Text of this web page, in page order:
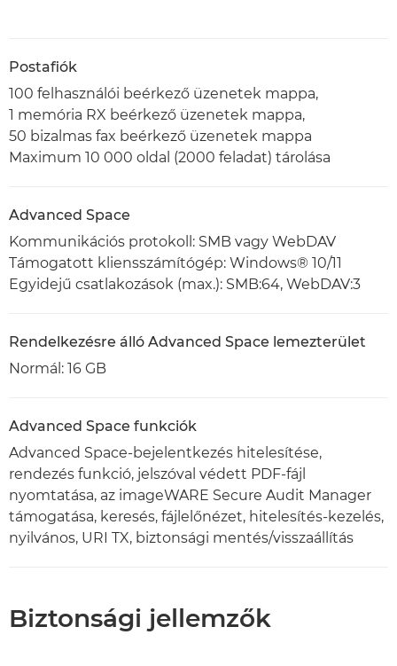
Postafiók
100 felhasználói beérkező üzenetek mappa,
1 memória RX beérkező üzenetek mappa,
50 bizalmas fax beérkező üzenetek mappa
Maximum 10 000 oldal (2000 feladat) tárolása
Advanced Space
Kommunikációs protokoll: SMB vagy WebDAV
Támogatott kliensszámítógép: Windows® 10/11
Egyidejű csatlakozások (max.): SMB:64, WebDAV:3
Rendelkezésre álló Advanced Space lemezterület
Normál: 16 GB
Advanced Space funkciók
Advanced Space-bejelentkezés hitelesítése,
rendezés funkció, jelszóval védett PDF-fájl
nyomtatása, az imageWARE Secure Audit Manager
támogatása, keresés, fájlelőnézet, hitelesítés-kezelés,
nyilvános, URI TX, biztonsági mentés/visszaállítás
Biztonsági jellemzők